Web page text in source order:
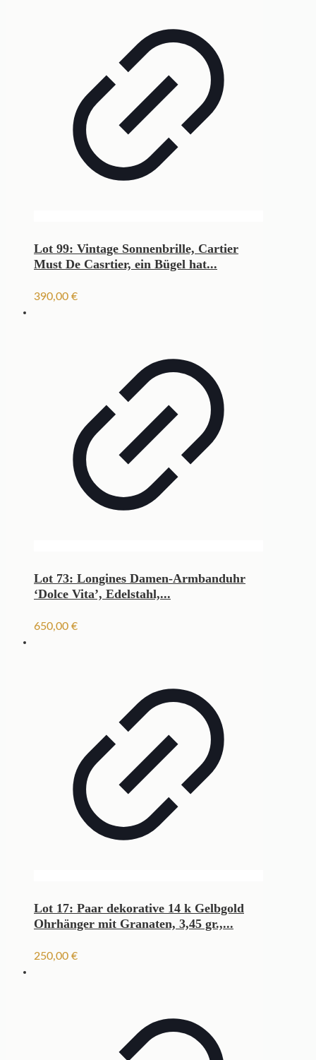
Lot 99: Vintage Sonnenbrille, Cartier
Must De Casrtier, ein Bügel hat...
390,00 €
Lot 73: Longines Damen-Armbanduhr
‘Dolce Vita’, Edelstahl,...
650,00 €
Lot 17: Paar dekorative 14 k Gelbgold
Ohrhänger mit Granaten, 3,45 gr.,...
250,00 €